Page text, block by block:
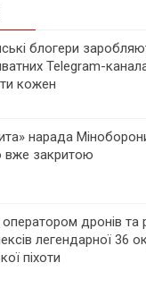
блогери
Telegram-
кожен
нарада
вже закритою
дронів та
легендарної 36
піхоти